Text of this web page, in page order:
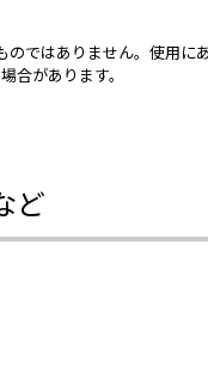
ではありません。使用に
合があります。
ど